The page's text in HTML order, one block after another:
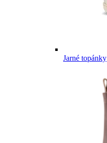
Jarné topánky